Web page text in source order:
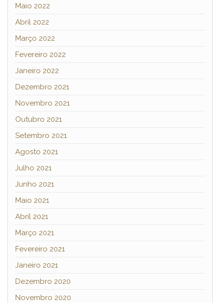
Maio 2022
Abril 2022
Março 2022
Fevereiro 2022
Janeiro 2022
Dezembro 2021
Novembro 2021
Outubro 2021
Setembro 2021
Agosto 2021
Julho 2021
Junho 2021
Maio 2021
Abril 2021
Março 2021
Fevereiro 2021
Janeiro 2021
Dezembro 2020
Novembro 2020